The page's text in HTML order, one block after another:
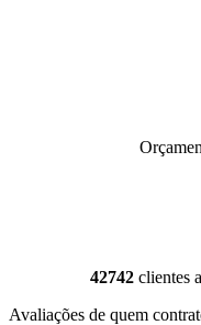
42742clientes
Avaliações de quem